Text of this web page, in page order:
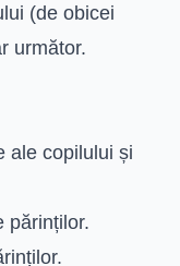
(de obicei
următor.
ale copilului și
părinților.